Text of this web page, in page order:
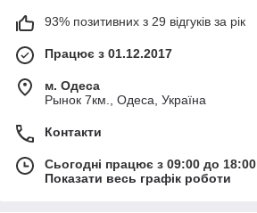
93% позитивних з 29 відгуків за рік
Працює з 01.12.2017
м. Одеса
Рынок 7км., Одеса, Україна
Контакти
Сьогодні працює з 09:00 до 18:00
Показати весь графік роботи